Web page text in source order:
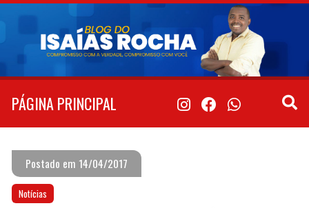
Pular
conteúdo
PÁGINA PRINCIPAL
Postado em 14/04/2017
Notícias